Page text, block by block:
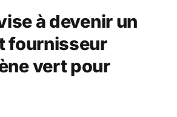
à devenir un
fournisseur
vert pour